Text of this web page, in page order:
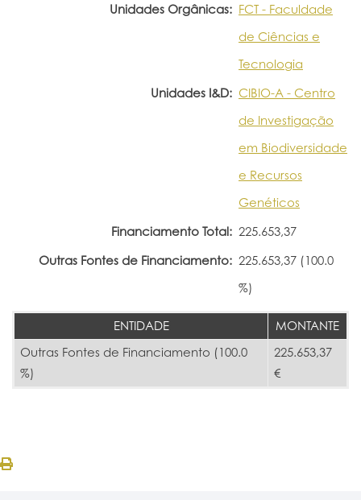
Unidades Orgânicas: FCT - Faculdade
de Ciências e
Tecnologia
Unidades I&D: CIBIO-A - Centro
de Investigação
em Biodiversidade
e Recursos
Genéticos
Financiamento Total: 225.653,37
Outras Fontes de Financiamento: 225.653,37 (100.0
%)
ENTIDADE
MONTANTE
Outras Fontes de Financiamento (100.0
%)
225.653,37
€